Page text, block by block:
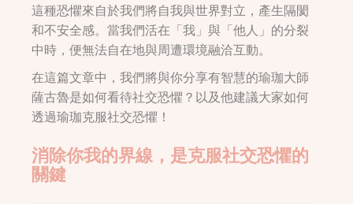
這種恐懼來自於我們將自我與世界對立，產生隔閡
和不安全感。當我們活在「我」與「他人」的分裂
中時，便無法自在地與周遭環境融洽互動。
在這篇文章中，我們將與你分享有智慧的瑜珈大師
薩古魯是如何看待社交恐懼？以及他建議大家如何
透過瑜珈克服社交恐懼！
消除你我的界線，是克服社交恐懼的
關鍵